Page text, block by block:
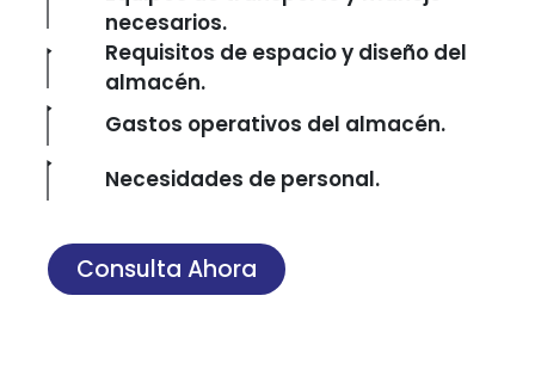
necesarios.
Requisitos de espacio y diseño del
almacén.
Gastos operativos del almacén.
Necesidades de personal.
Consulta Ahora